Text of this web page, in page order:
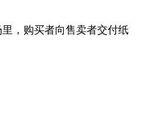
，购买者向售卖者交付纸